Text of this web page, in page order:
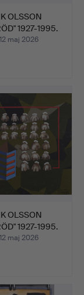
OLSSON
1927-1995.
maj 2026
OLSSON
1927-1995.
maj 2026